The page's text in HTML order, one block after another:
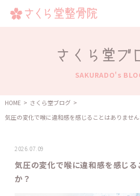
診療メニュー
患者様の声
お知らせ
さくら堂ブ
SAKURADO's
HOME > さくら堂ブログ >
気圧の変化で喉に違和感を感じることはありません
2026.07.09
気圧の変化で喉に違和感を感じ
か？